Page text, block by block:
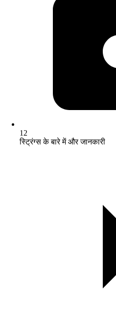
12
स्ट्रिंग्स के बारे में और जानकारी